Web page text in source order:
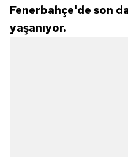
Fenerbahçe'de son
yaşanıyor.